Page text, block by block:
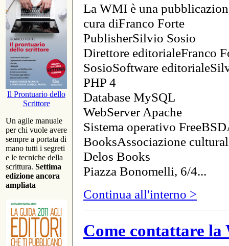
Il Prontuario dello
Scrittore
Un agile manuale
per chi vuole avere
sempre a portata di
mano tutti i segreti
e le tecniche della
scrittura. Settima
edizione ancora
ampliata
La WMI è una
cura diFranco Forte
PublisherSilvio Sosio
Direttore editorialeFranco
SosioSoftware
PHP 4
Database MySQL
WebServer Apache
Sistema operativo
BooksAssociazione
Delos Books
Piazza Bonomelli, 6/4...
Continua all'interno >
Come contattare